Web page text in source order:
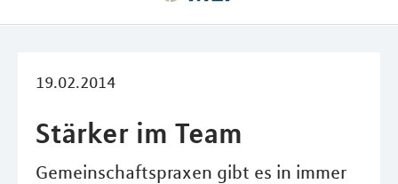
19.02.2014
Stärker im Team
Gemeinschaftspraxen gibt es in immer